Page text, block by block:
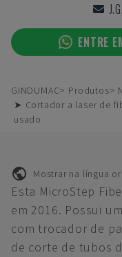
ENTRE
GINDUMAC Produtos
➤ Cortador a laser de
usado
Mostrar na língua
Esta MicroStep
em 2016. Possui
com trocador de
de corte de tubos